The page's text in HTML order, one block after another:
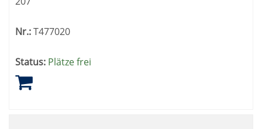
Nr.:T477020
Status: Plätze frei